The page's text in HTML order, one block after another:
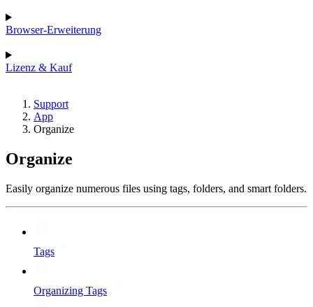
Browser-Erweiterung
Lizenz & Kauf
Support
App
Organize
Organize
Easily organize numerous files using tags, folders, and smart folders.
Tags
Organizing Tags